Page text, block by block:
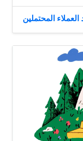
العملاء المحتملين